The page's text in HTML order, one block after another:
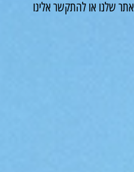
או להתקשר אלינו